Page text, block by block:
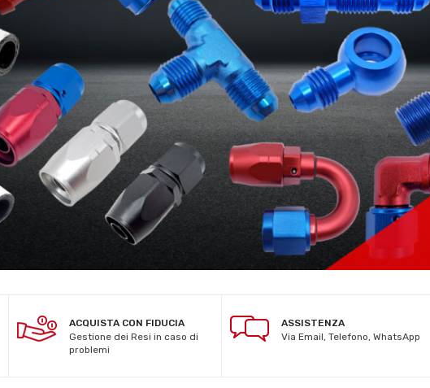
ACQUISTA CON FIDUCIA
Gestione dei Resi in caso di
problemi
ASSISTENZA
Via Email, Telefono, WhatsApp